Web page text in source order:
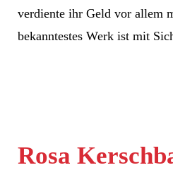
verdiente ihr Geld vor allem
bekanntestes Werk ist mit
Rosa